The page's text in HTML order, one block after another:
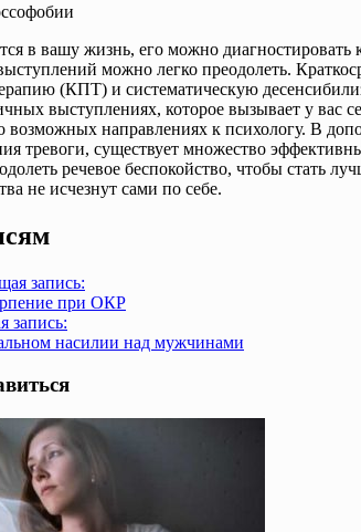
в вашу жизнь, его можно диагностировать
можно легко преодолеть.
(КПТ) и систематическую
выступлениях, которое вызывает у вас
возможных направлениях к психологу. В
тревоги, существует множество
речевое беспокойство, чтобы стать
не исчезнут сами по себе.
запись:
при ОКР
запись:
насилии над мужчинами